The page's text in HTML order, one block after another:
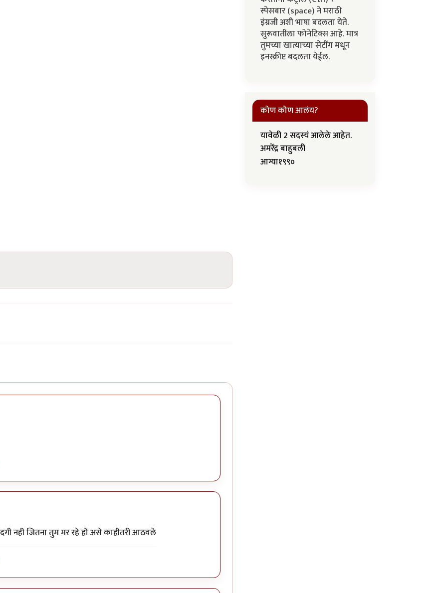
नही जितना तुम मर रहे हो असे काहीतरी आठवले
स्पेसबार (space) ने मराठी
इंग्रजी अशी भाषा बदलता येते.
सुरूवातीला फोनेटिक्स आहे. मात्र
तुमच्या खात्याच्या सेटींग मधून
इनस्क्रीप्ट बदलता येईल.
कोण कोण आलंय?
यावेळी 2 सदस्यं आलेले आहेत.
अमरेंद्र बाहुबली
आग्या१९९०